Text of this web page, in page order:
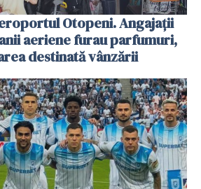
Otopeni. Angajații
aeriene furau parfumuri,
destinată vânzării